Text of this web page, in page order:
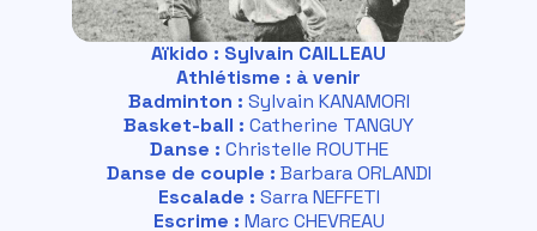
Aïkido : Sylvain CAILLEAU
Athlétisme : à venir
Badminton : Sylvain KANAMORI
Basket-ball : Catherine TANGUY
Danse : Christelle ROUTHE
Danse de couple : Barbara ORLANDI
Escalade : Sarra NEFFETI
Escrime : Marc CHEVREAU